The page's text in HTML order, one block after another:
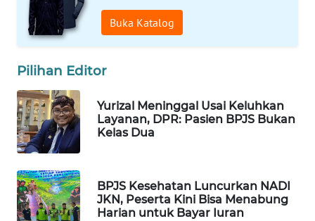
Buka Katalog
Pilihan Editor
Yurizal Meninggal Usai Keluhkan
Layanan, DPR: Pasien BPJS Bukan
Kelas Dua
BPJS Kesehatan Luncurkan NADI
JKN, Peserta Kini Bisa Menabung
Harian untuk Bayar Iuran
WAHANA
TRAVEL
WAHANA
TV
WAHANANEWS
ID
WAHANANEWS
CO ID